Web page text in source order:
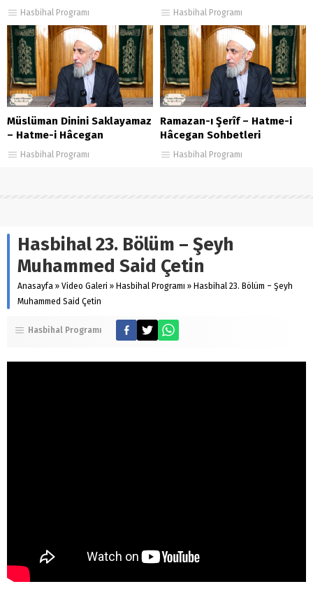
Hasbihal Programı Hasbihal Programı
Müslüman Dinini Saklayamaz
– Hatme-i Hâcegan
Sohbetleri 127. Bölüm
Hasbihal Programı
Ramazan-ı Şerîf – Hatme-i
Hâcegan Sohbetleri
86.Bölüm
Hasbihal Programı
Hasbihal 23. Bölüm – Şeyh
Muhammed Said Çetin
Anasayfa » Video Galeri » Hasbihal Programı » Hasbihal 23. Bölüm – Şeyh
Muhammed Said Çetin
Hasbihal Programı